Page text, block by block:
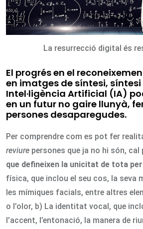
La resurrecció digital és
El progrés en el
en imatges de síntesi,
Intel·ligència Artificial (IA)
en un futur no gaire llunyà,
persones desaparegudes.
Per comprendre com es pot fer
reviure persones que ja no hi són, cal
que defineixen la unicitat de tota
física, que inclou el seu cos, la seva
les mímiques facials, entre altres
o l’olor, b) La identitat vocal, que
l’accent, l’entonació, la manera de